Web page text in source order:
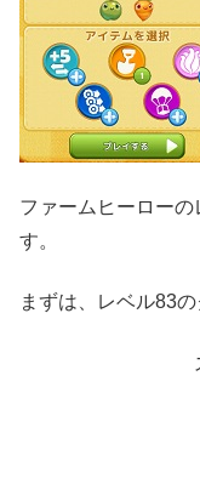
ファームヒーロー
す。
まずは、レベル83の